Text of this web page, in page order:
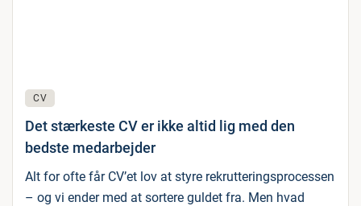
CV
Det stærkeste CV er ikke altid lig med den
bedste medarbejder
Alt for ofte får CV’et lov at styre rekrutteringsprocessen
– og vi ender med at sortere guldet fra. Men hvad